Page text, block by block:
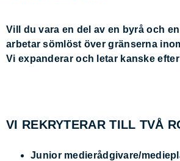
Vill du vara en del av en byrå och
arbetar sömlöst över gränserna
Vi expanderar och letar kanske
VI REKRYTERAR TILL TVÅ
Junior medierådgivare/